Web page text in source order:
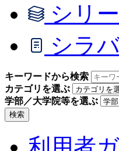
シリ
シラ
キーワードから検索
カテゴリを選ぶ
学部／大学院等を選ぶ
検索